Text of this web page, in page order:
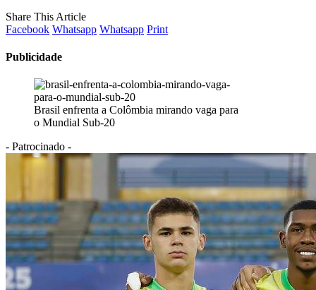
Share This Article
Facebook Whatsapp Whatsapp Print
Publicidade
Brasil enfrenta a Colômbia mirando vaga para
o Mundial Sub-20
- Patrocinado -